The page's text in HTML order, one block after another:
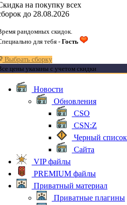
на покупку всех
до 28.08.2026
рандомных скидок.
для тебя - Гость
Выбрать сборку
цены указаны с учетом скидки
Новости
Обновления
CSO
CSN:Z
Черный список
Сайта
VIP файлы
PREMIUM файлы
Приватный материал
Приватные плагины